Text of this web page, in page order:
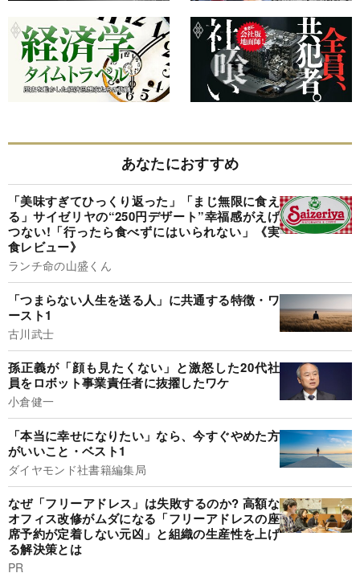
あなたにおすすめ
「美味すぎてひっくり返った」「まじ無限に食え
る」サイゼリヤの“250円デザート”幸福感がえげ
つない!「行ったら食べずにはいられない」《実
食レビュー》
ランチ命の山盛くん
「つまらない人生を送る人」に共通する特徴・ワ
ースト1
古川武士
孫正義が「顔も見たくない」と激怒した20代社
員をロボット事業責任者に抜擢したワケ
小倉健一
「本当に幸せになりたい」なら、今すぐやめた方
がいいこと・ベスト1
ダイヤモンド社書籍編集局
なぜ「フリーアドレス」は失敗するのか? 高額な
オフィス改修がムダになる「フリーアドレスの座
席予約が定着しない元凶」と組織の生産性を上げ
る解決策とは
PR